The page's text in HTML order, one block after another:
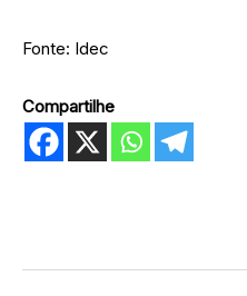
Fonte: Idec
Compartilhe